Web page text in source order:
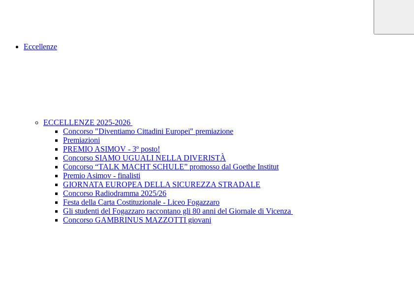
Eccellenze
ECCELLENZE 2025-2026
Concorso "Diventiamo Cittadini Europei" premiazione
Premiazioni
PREMIO ASIMOV - 3º posto!
Concorso SIAMO UGUALI NELLA DIVERISTÀ
Concorso “TALK MACHT SCHULE” promosso dal Goethe Institut
Premio Asimov - finalisti
GIORNATA EUROPEA DELLA SICUREZZA STRADALE
Concorso Radiodramma 2025/26
Festa della Carta Costituzionale - Liceo Fogazzaro
Gli studenti del Fogazzaro raccontano gli 80 anni del Giornale di Vicenza
Concorso GAMBRINUS MAZZOTTI giovani